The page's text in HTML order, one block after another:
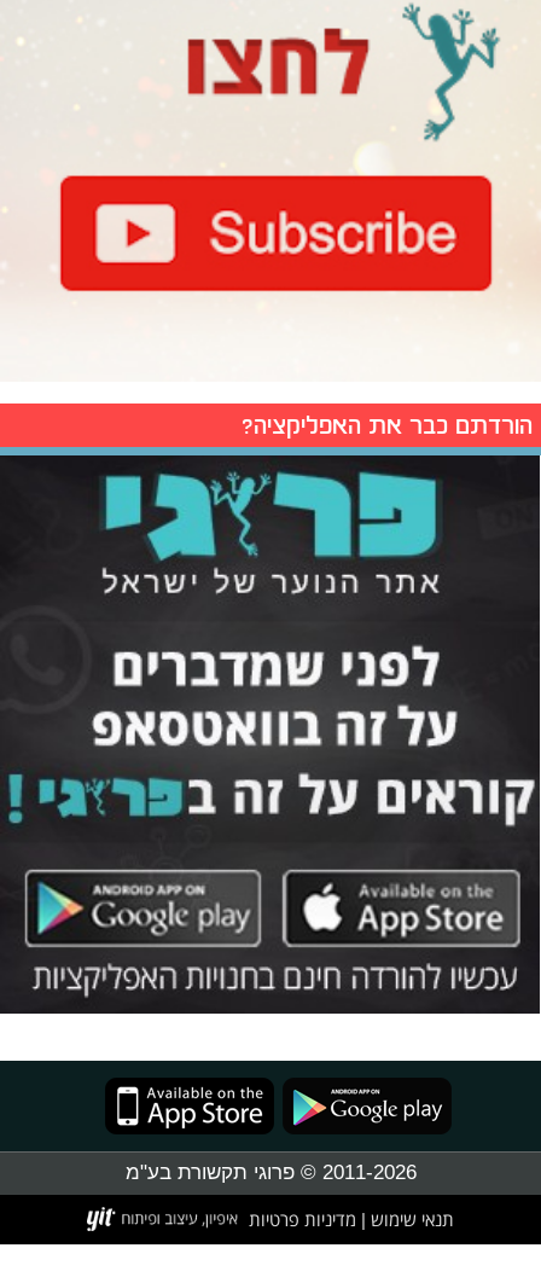
הורדתם כבר את האפליקציה?
2011-2026 © פרוגי תקשורת בע"מ
תנאי שימוש מדיניות פרטיות